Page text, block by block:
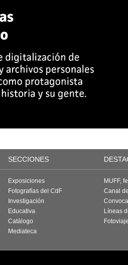
SECCIONES
Exposiciones
Fotografías del CdF
Investigación
Educativa
Catálogo
Mediateca
MUFF,
Canal
Líneas